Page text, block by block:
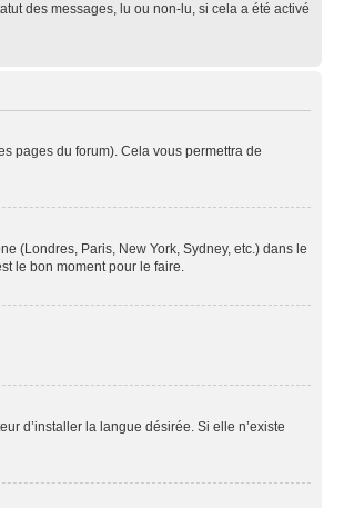
des messages, lu ou non-lu, si cela a été activé
pages du forum). Cela vous permettra de
(Londres, Paris, New York, Sydney, etc.) dans le
le bon moment pour le faire.
d’installer la langue désirée. Si elle n’existe